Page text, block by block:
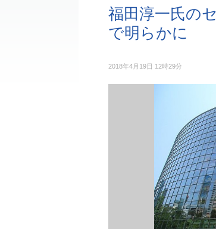
福田淳一氏の
で明らかに
2018年4月19日 12時29分